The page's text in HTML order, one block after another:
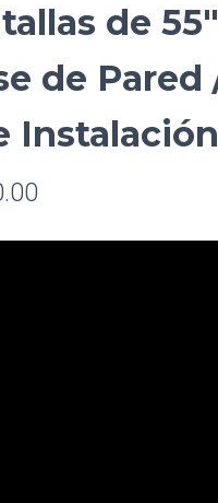
de
de Pared
Instalación